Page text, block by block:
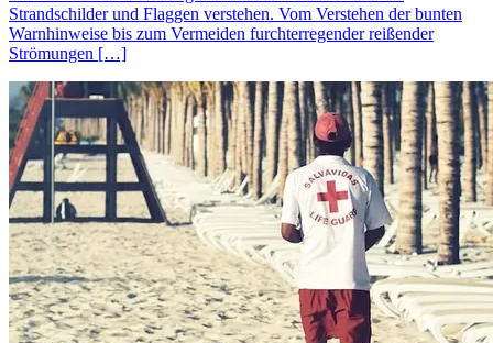
Strandschilder und Flaggen verstehen. Vom Verstehen der bunten
Warnhinweise bis zum Vermeiden furchterregender reißender
Strömungen […]